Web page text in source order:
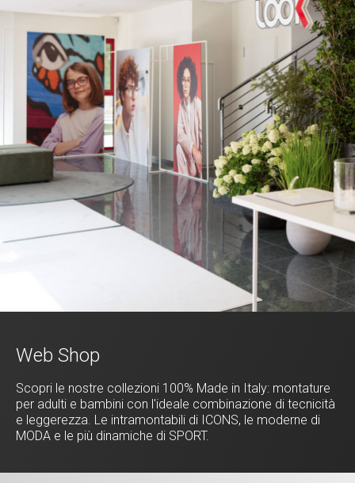
Web Shop
Scopri le nostre collezioni 100% Made in Italy: montature
per adulti e bambini con l'ideale combinazione di tecnicità
e leggerezza. Le intramontabili di ICONS, le moderne di
MODA e le più dinamiche di SPORT.